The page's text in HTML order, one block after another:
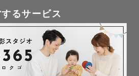
るサービス